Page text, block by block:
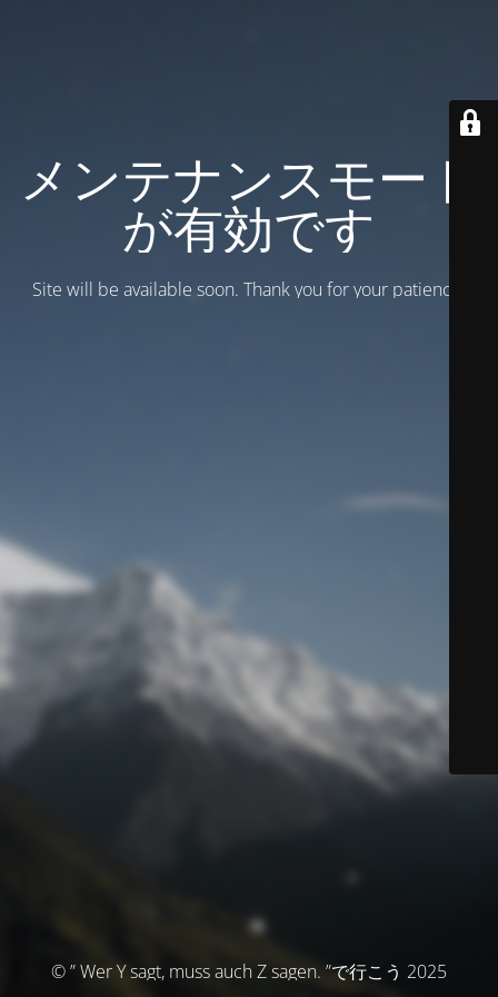
メンテナンスモード
が有効です
Site will be available soon. Thank you for your patience!
© ” Wer Y sagt, muss auch Z sagen. ”で行こう 2025